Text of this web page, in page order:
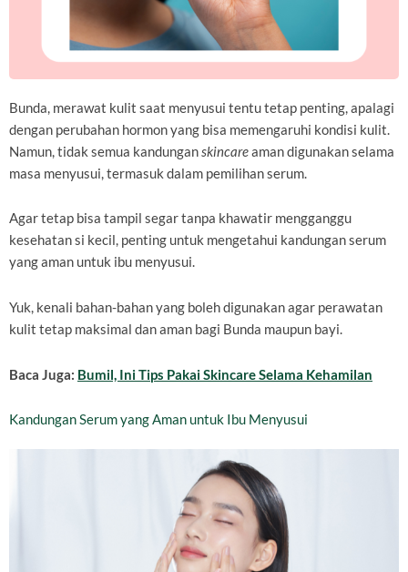
Bunda, merawat kulit saat menyusui tentu tetap penting, apalagi
dengan perubahan hormon yang bisa memengaruhi kondisi kulit.
Namun, tidak semua kandunganskincareaman digunakan selama
masa menyusui, termasuk dalam pemilihan serum.
Agar tetap bisa tampil segar tanpa khawatir mengganggu
kesehatan si kecil, penting untuk mengetahui kandungan serum
yang aman untuk ibu menyusui.
Yuk, kenali bahan-bahan yang boleh digunakan agar perawatan
kulit tetap maksimal dan aman bagi Bunda maupun bayi.
Baca Juga: Bumil, Ini Tips Pakai Skincare Selama Kehamilan
Kandungan Serum yang Aman untuk Ibu Menyusui